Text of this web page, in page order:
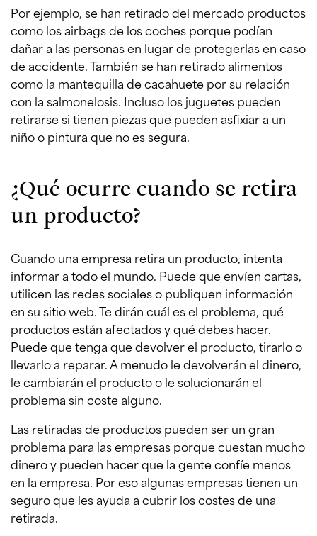
Por ejemplo, se han retirado del mercado productos
como los airbags de los coches porque podían
dañar a las personas en lugar de protegerlas en caso
de accidente. También se han retirado alimentos
como la mantequilla de cacahuete por su relación
con la salmonelosis. Incluso los juguetes pueden
retirarse si tienen piezas que pueden asfixiar a un
niño o pintura que no es segura.
¿Qué ocurre cuando se retira
un producto?
Cuando una empresa retira un producto, intenta
informar a todo el mundo. Puede que envíen cartas,
utilicen las redes sociales o publiquen información
en su sitio web. Te dirán cuál es el problema, qué
productos están afectados y qué debes hacer.
Puede que tenga que devolver el producto, tirarlo o
llevarlo a reparar. A menudo le devolverán el dinero,
le cambiarán el producto o le solucionarán el
problema sin coste alguno.
Las retiradas de productos pueden ser un gran
problema para las empresas porque cuestan mucho
dinero y pueden hacer que la gente confíe menos
en la empresa. Por eso algunas empresas tienen un
seguro que les ayuda a cubrir los costes de una
retirada.